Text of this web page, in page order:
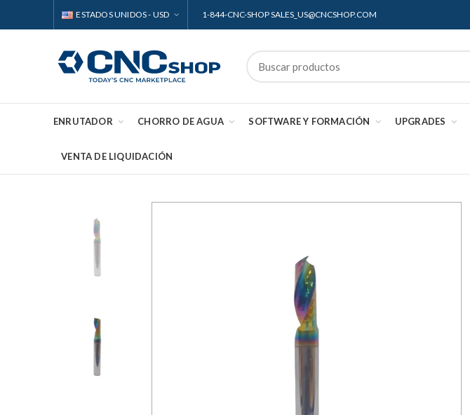
ESTADOS UNIDOS - USD 1-844-CNC-SHOP SALES_US@CNCSHOP.COM
ENRUTADOR CHORRO DE AGUA SOFTWARE Y FORMACIÓN UPGRADES
VENTA DE LIQUIDACIÓN